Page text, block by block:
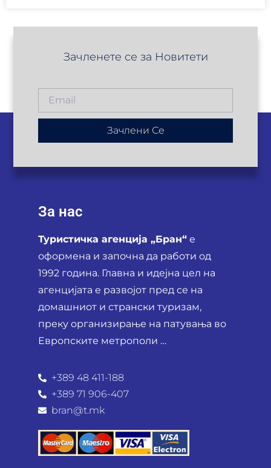
Зачленете се за Новитети
Зачлени Се
За нас
Туристичка агенција „Бран“е
оформена и започна да работи од
1992 година. Главна и идејна цел на
агенцијата е развојот пред се на
домашниот и странски туризам,
преку организирање на патувања во
Европските метрополи …
+389 48 411-188
+389 71 906-407
bran@t.mk